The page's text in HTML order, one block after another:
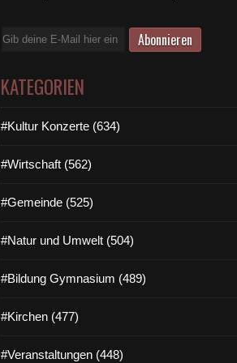
E-
KATEGORIEN
#Kultur Konzerte (634)
#Wirtschaft (562)
#Gemeinde (525)
#Natur und Umwelt (504)
#Bildung Gymnasium (489)
#Kirchen (477)
#Veranstaltungen (448)